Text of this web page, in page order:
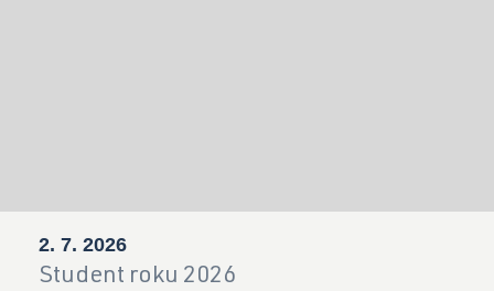
2. 7. 2026
Student roku 2026